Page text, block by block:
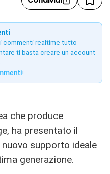
commenti realtime tutto
ti basta creare un account
!
che produce
ha presentato il
nuovo supporto ideale
generazione.